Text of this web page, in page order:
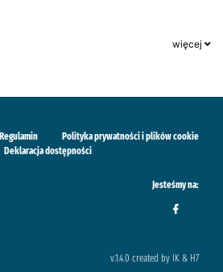
więcej
Regulamin
Polityka prywatności i plików cookie
Deklaracja dostępności
Jesteśmy na:
v.1.4.0 created by IK & H7